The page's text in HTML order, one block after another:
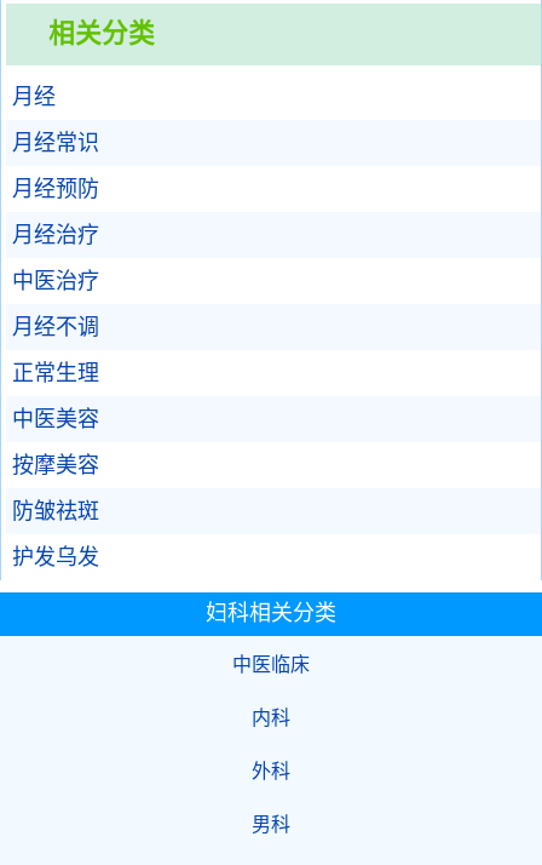
相关分类
月经
月经常识
月经预防
月经治疗
中医治疗
月经不调
正常生理
中医美容
按摩美容
防皱祛斑
护发乌发
妇科相关分类
中医临床
内科
外科
男科